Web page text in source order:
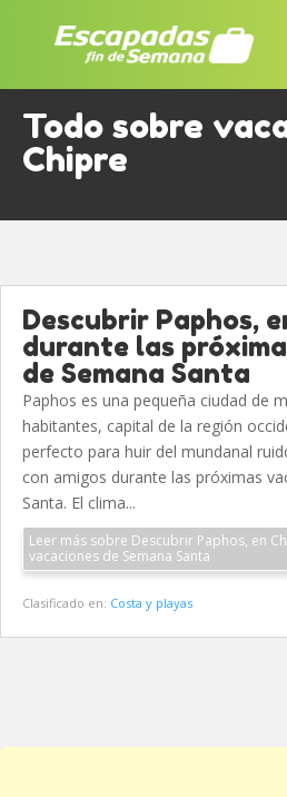
Todo sobre
Chipre
Descubrir Paphos,
durante las
de Semana Santa
Paphos es una pequeña ciudad de
habitantes, capital de la región
perfecto para huir del mundanal
con amigos durante las próximas
Santa. El clima...
Leer más sobre Descubrir Paphos, en
vacaciones de Semana Santa
Clasificado en: Costa y playas